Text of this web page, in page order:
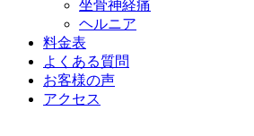
坐骨神経痛
ヘルニア
料金表
よくある質問
お客様の声
アクセス